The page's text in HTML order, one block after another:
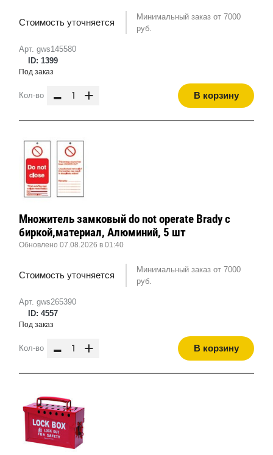
Арт. gws145580
ID: 1399
Стоимость уточняется
Минимальный заказ от 7000
руб.
Под заказ
Кол-во - + В корзину
Арт. gws265390
ID: 4557
Множитель замковый do not operate Brady с
биркой,материал, Алюминий, 5 шт
Обновлено 07.08.2026 в 01:40
Стоимость уточняется
Минимальный заказ от 7000
руб.
Под заказ
Кол-во - + В корзину